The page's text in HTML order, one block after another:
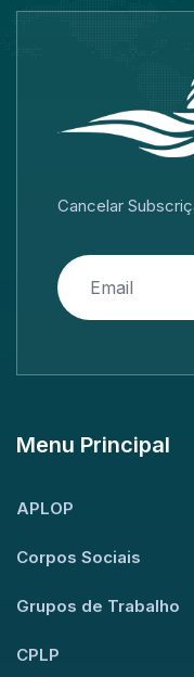
Cancelar
Menu Principal
APLOP
Corpos Sociais
Grupos de Trabalho
CPLP